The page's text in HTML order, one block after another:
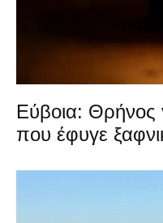
Εύβοια: Θρήνος
που έφυγε